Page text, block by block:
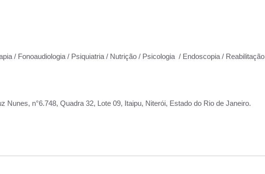
/ Fonoaudiologia / Psiquiatria / Nutrição / Psicologia / Endoscopia / Reabilitação
Nunes, n°6.748, Quadra 32, Lote 09, Itaipu, Niterói, Estado do Rio de Janeiro.